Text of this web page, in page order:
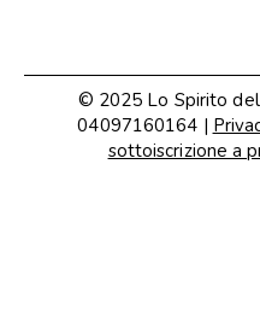
© 2025 Lo Spirito del
04097160164 |
sottoiscrizione a